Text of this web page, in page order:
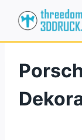
Inhalt
springen